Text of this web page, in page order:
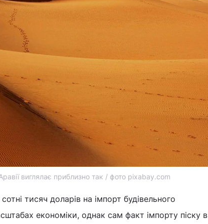
виглялає приблизно так / фото pixabay.com
тисяч доларів на імпорт будівельного
економіки, однак сам факт імпорту піску в